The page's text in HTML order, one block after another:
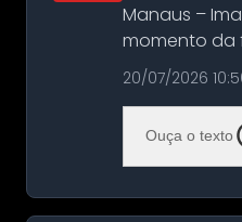
Manaus –
momento da
noite deste
20/07/2026
Ouça o texto